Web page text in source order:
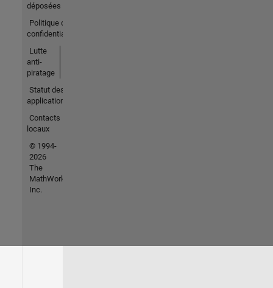
déposées
Politique de
confidentialité
Lutte
anti-
piratage
Statut des
applications
Contacts
locaux
© 1994-
2026
The
MathWorks,
Inc.